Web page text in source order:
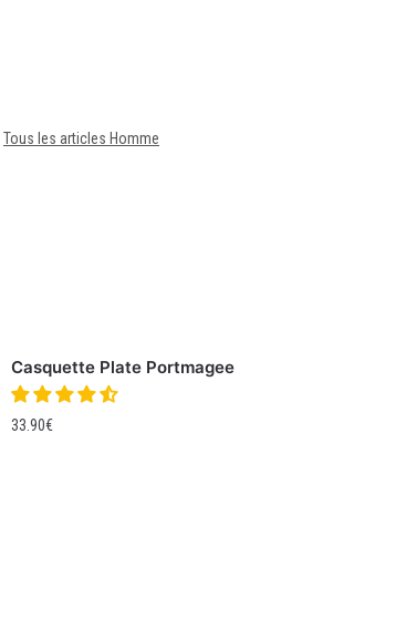
Tous les articles Homme
Casquette Plate Portmagee
33.90€